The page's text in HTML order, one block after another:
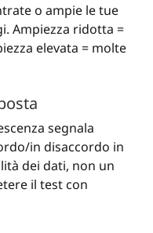
o ampie le tue
Ampiezza ridotta =
elevata = molte
segnala
in disaccordo in
dei dati, non un
il test con